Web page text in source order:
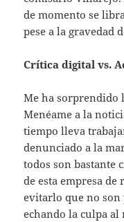
de momento se
pese a la gravedad
Crítica digital vs.
Me ha sorprendido
Menéame a la
tiempo lleva
denunciado a la
todos son bastante
de esta empresa
evitarlo que no son
echando la culpa al